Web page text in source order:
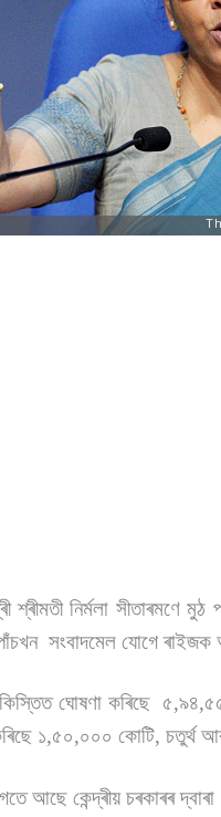
শ্ৰীমতী নিৰ্মলা সীতাৰমণে
সংবাদমেল যোগে ৰাইজক
ঘোষণা কৰিছে
১,৫০,০০০ কোটি, চতুৰ্থ
আছে কেন্দ্ৰীয় চৰকাৰৰ